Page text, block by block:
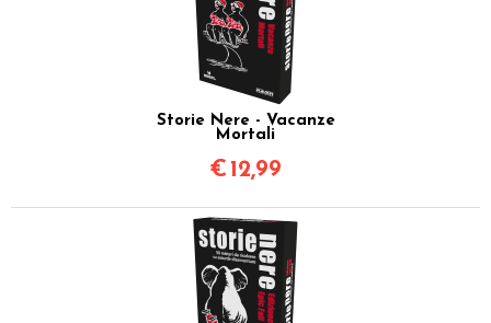
Storie Nere - Vacanze
Mortali
€ 12,99